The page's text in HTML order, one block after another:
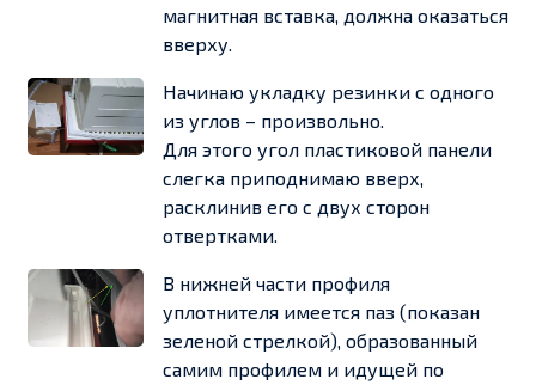
магнитная вставка, должна оказаться
вверху.
Начинаю укладку резинки с одного
из углов – произвольно.
Для этого угол пластиковой панели
слегка приподнимаю вверх,
расклинив его с двух сторон
отвертками.
В нижней части профиля
уплотнителя имеется паз (показан
зеленой стрелкой), образованный
самим профилем и идущей по